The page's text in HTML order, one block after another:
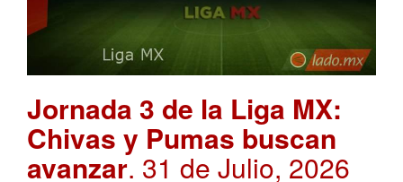
Jornada 3 de la Liga MX:
Chivas y Pumas buscan
avanzar. 31 de Julio, 2026